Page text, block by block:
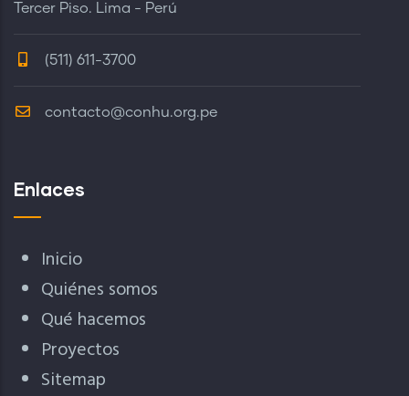
Tercer Piso. Lima - Perú
(511) 611-3700
contacto@conhu.org.pe
Enlaces
Inicio
Quiénes somos
Qué hacemos
Proyectos
Sitemap